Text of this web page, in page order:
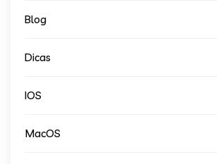
Blog
Dicas
IOS
MacOS